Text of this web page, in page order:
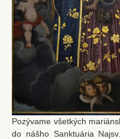
CZŠ sv. Petra a Pavla
Komunitné centrum
Dom detí Božieho
Ochrana osobných údajov
Aktuality
Spoločenstvá
Pozývame všetkých
do nášho Sanktuária